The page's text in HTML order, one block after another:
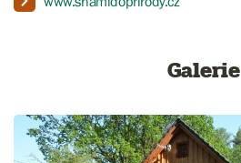
Galerie